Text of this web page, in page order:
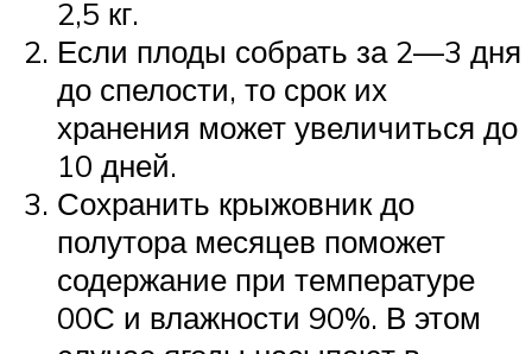
2,5 кг.
Если плоды собрать за 2—3 дня
до спелости, то срок их
хранения может увеличиться до
10 дней.
Сохранить крыжовник до
полутора месяцев поможет
содержание при температуре
00С и влажности 90%. В этом